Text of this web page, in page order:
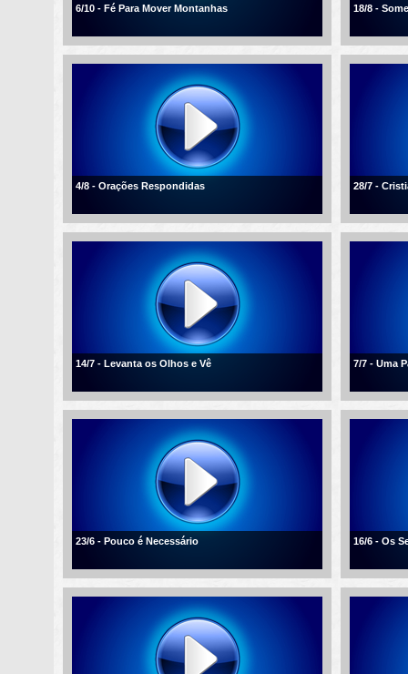
6/10 - Fé Para Mover Montanhas 18/8 -
4/8 - Orações Respondidas 28/7 -
14/7 - Levanta os Olhos e Vê 7/7 - Uma
23/6 - Pouco é Necessário 16/6 - Os